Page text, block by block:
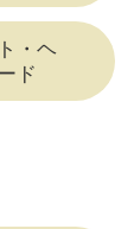
・ヘ
ド